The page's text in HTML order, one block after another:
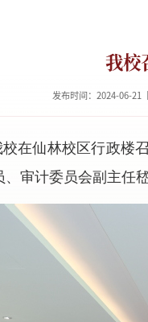
我校
发布时间：2024-06-21
校在仙林校区行政楼
审计委员会副主任